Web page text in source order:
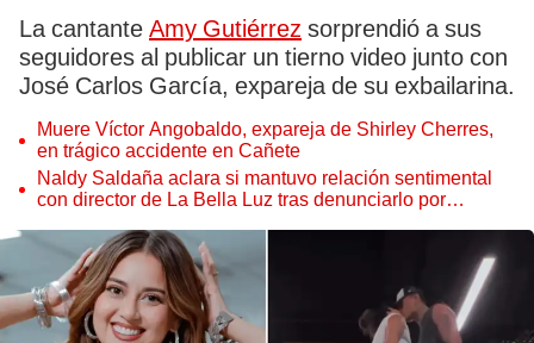
La cantante Amy Gutiérrez sorprendió a sus
seguidores al publicar un tierno video junto con
José Carlos García, expareja de su exbailarina.
Muere Víctor Angobaldo, expareja de Shirley Cherres,
en trágico accidente en Cañete
Naldy Saldaña aclara si mantuvo relación sentimental
con director de La Bella Luz tras denunciarlo por